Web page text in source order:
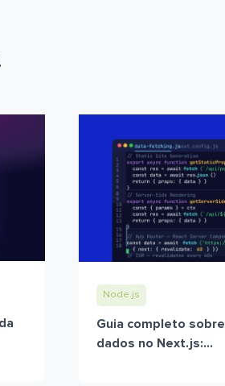
Node.js
Guia completo
dados no Next.js:...